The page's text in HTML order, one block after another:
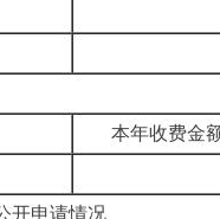
本年收费金
开申请情况